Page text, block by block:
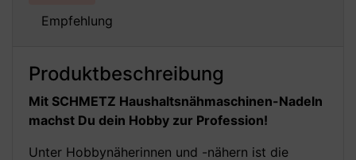
Empfehlung
Produktbeschreibung
Mit SCHMETZ Haushaltsnähmaschinen-Nadeln
machst Du dein Hobby zur Profession!
Unter Hobbynäherinnen und -nähern ist die